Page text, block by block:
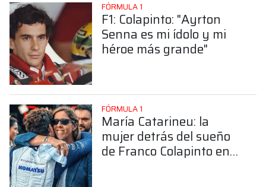
FÓRMULA 1
F1: Colapinto: "Ayrton
Senna es mi ídolo y mi
héroe más grande"
FÓRMULA 1
María Catarineu: la
mujer detrás del sueño
de Franco Colapinto en